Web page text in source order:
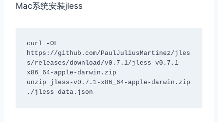
Mac系统安装jless
curl -OL
https://github.com/PaulJuliusMartinez/jles
s/releases/download/v0.7.1/jless-v0.7.1-
x86_64-apple-darwin.zip
unzip jless-v0.7.1-x86_64-apple-darwin.zip
./jless data.json